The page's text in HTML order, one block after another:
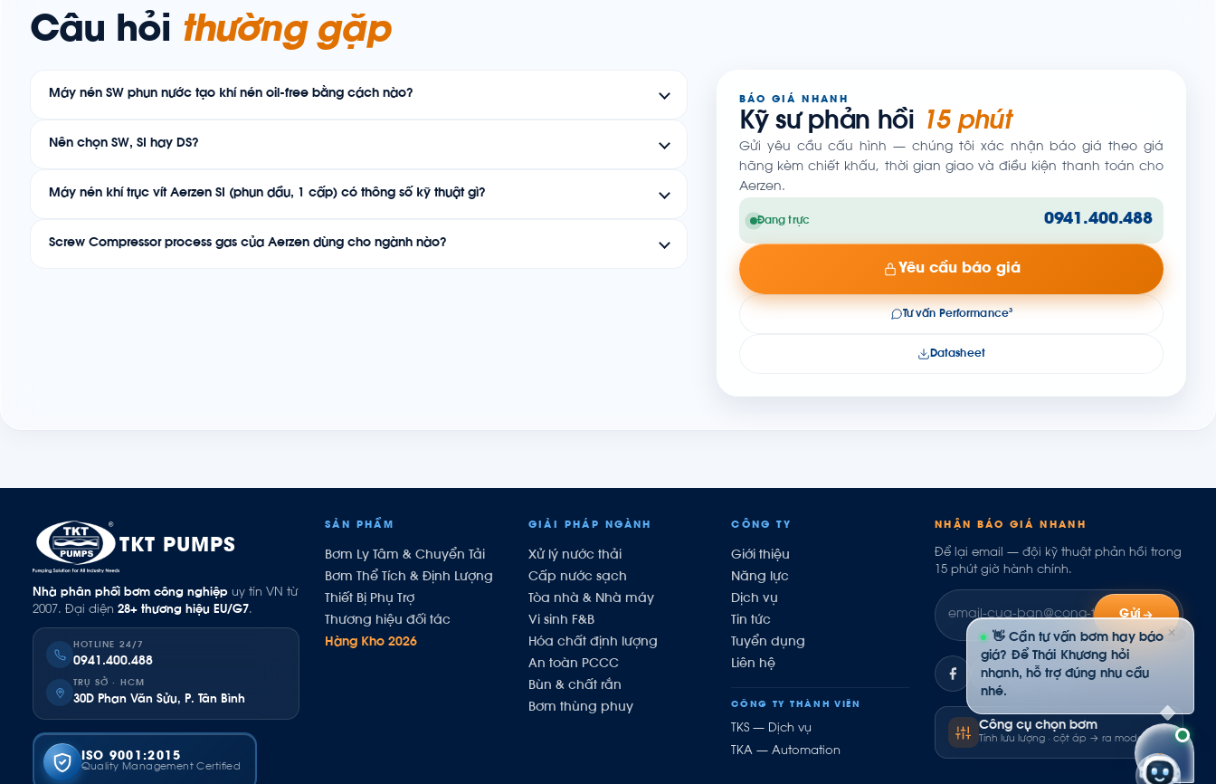
Câu hỏi thường gặp
Máy nén SW phun nước tạo khí nén oil-free bằng cách nào?
Nên chọn SW, SI hay DS?
Máy nén khí trục vít Aerzen SI (phun dầu, 1 cấp) có thông số kỹ thuật gì?
Screw Compressor process gas của Aerzen dùng cho ngành nào?
BÁO GIÁ NHANH
Kỹ sư phản hồi 15 phút
Gửi yêu cầu cấu hình — chúng tôi xác nhận báo giá theo giá
hãng kèm chiết khấu, thời gian giao và điều kiện thanh toán cho
Aerzen.
Đang trực 0941.400.488
Yêu cầu báo giá
Tư vấn Performance³
Datasheet
TKT PUMPS
Nhà phân phối bơm công nghiệp uy tín VN từ
2007. Đại diện 28+ thương hiệu EU/G7.
HOTLINE 24/7
0941.400.488
TRỤ SỞ · HCM
30D Phan Văn Sửu, P. Tân Bình
ISO 9001:2015
Quality Management Certified
SẢN PHẨM
Bơm Ly Tâm & Chuyển Tải
Bơm Thể Tích & Định Lượng
Thiết Bị Phụ Trợ
Thương hiệu đối tác
Hàng Kho 2026
GIẢI PHÁP NGÀNH
Xử lý nước thải
Cấp nước sạch
Tòa nhà & Nhà máy
Vi sinh F&B
Hóa chất định lượng
An toàn PCCC
Bùn & chất rắn
Bơm thùng phuy
CÔNG TY
Giới thiệu
Năng lực
Dịch vụ
Tin tức
Tuyển dụng
Liên hệ
CÔNG TY THÀNH VIÊN
TKS — Dịch vụ
TKA — Automation
NHẬN BÁO GIÁ NHANH
Để lại email — đội kỹ thuật phản hồi trong
15 phút giờ hành chính.
Gửi
ZL
Công cụ chọn bơm
Tính lưu lượng · cột áp → ra model
✕
👋 Cần tư vấn bơm hay báo
giá? Để Thái Khương hỏi
nhanh, hỗ trợ đúng nhu cầu
nhé.